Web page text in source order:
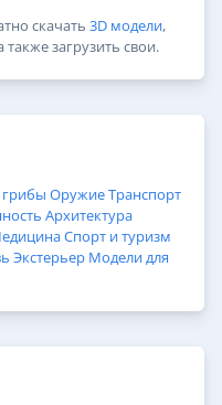
скачать 3D модели,
также загрузить свои.
грибы ОружиеТранспорт
Архитектура
Спорт и туризм
Экстерьер Модели для